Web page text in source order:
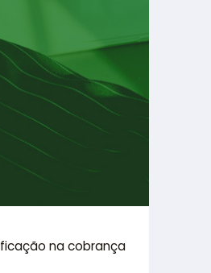
na cobrança